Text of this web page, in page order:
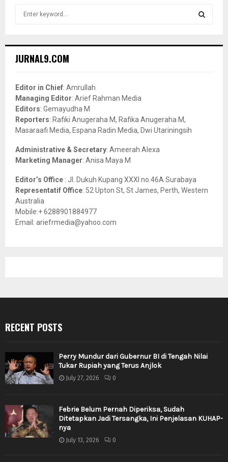
h
o
r
:
JURNAL9.COM
Editor in Chief: Amrullah
Managing Editor: Arief Rahman Media
Editors: Gemayudha M
Reporters: Rafiki Anugeraha M, Rafika Anugeraha M,
Masaraafi Media, Espana Radin Media, Dwi Utariningsih
Administrative & Secretary: Ameerah Alexa
Marketing Manager: Anisa Maya M
Editor’s Office : Jl. Dukuh Kupang XXXI no.46A Surabaya
Representatif Office: 52 Upton St, St James, Perth, Western
Australia
Mobile:+ 6288901884977
Email: ariefrmedia@yahoo.com
RECENT POSTS
Perry Mundur dari Gubernur BI di Tengah Nilai
Tukar Rupiah yang Terus Anjlok
July 27, 2026 0
Febrie Belum Pernah Diperiksa, Sudah
Ditetapkan Jadi Tersangka, Ini Penjelasan KUHAP-
nya
July 13, 2026 0